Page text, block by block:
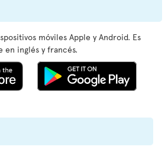
móviles Apple y Android. Es
en inglés y francés.